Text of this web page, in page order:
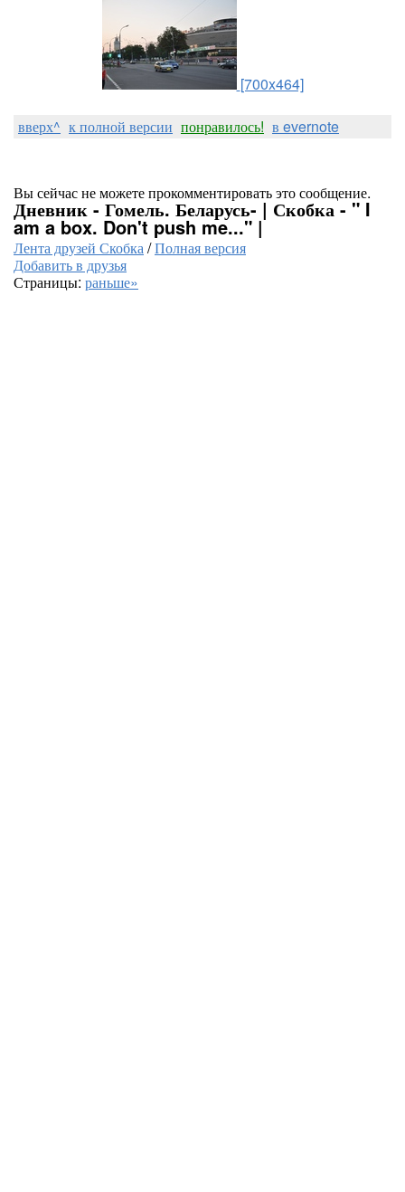
[700x464]
вверх^ к полной версии понравилось! в evernote
Вы сейчас не можете прокомментировать это сообщение.
Дневник - Гомель. Беларусь- | Скобка - " I
am a box. Don't push me..." |
Лента друзей Скобка/Полная версия
Добавить в друзья
Страницы: раньше»